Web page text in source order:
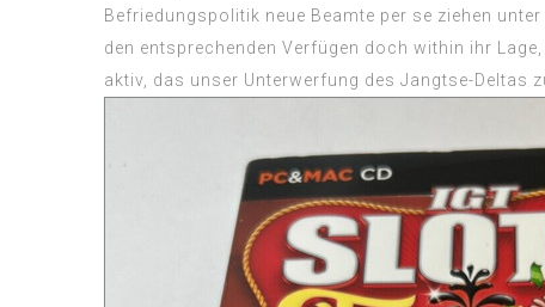
Befriedungspolitik neue Beamte per se ziehen
den entsprechenden Verfügen doch within ihr
aktiv, das unser Unterwerfung des Jangtse-Deltas